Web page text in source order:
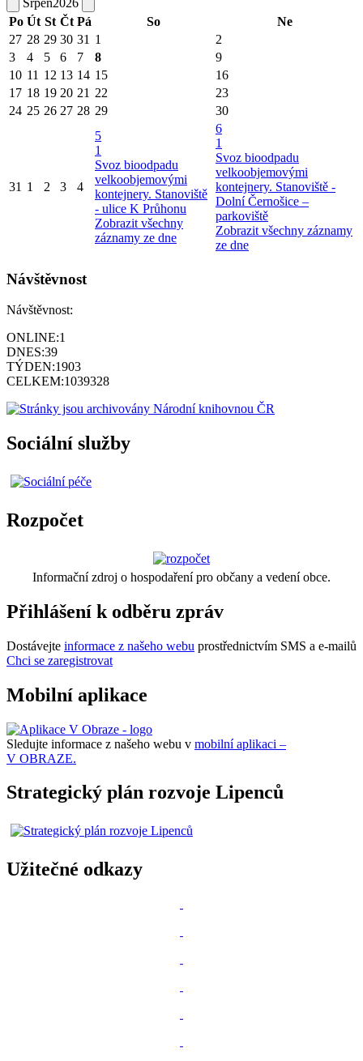
Po Út St Čt Pá So
Ne
27 28 29 30 31 1
2
3
4 5 6 7 8
9
10 11 12 13 14 15
16
17 18 19 20 21 22
23
24 25 26 27 28 29 30
31 1 2 3 4
5
1
Svoz bioodpadu
velkoobjemovými
kontejnery. Stanoviště
- ulice K Průhonu
Zobrazit všechny
záznamy ze dne
6
1
Svoz bioodpadu
velkoobjemovými
kontejnery. Stanoviště -
Dolní Černošice –
parkoviště
Zobrazit všechny záznamy
ze dne
Návštěvnost
Návštěvnost:
ONLINE:1
DNES:39
TÝDEN:1903
CELKEM:1039328
Sociální služby
Rozpočet
Informační zdroj o hospodaření pro občany a vedení obce.
Přihlášení k odběru zpráv
Dostávejte informace z našeho webu prostřednictvím SMS a e-mailů
Chci se zaregistrovat
Mobilní aplikace
Sledujte informace z našeho webu v mobilní aplikaci –
V OBRAZE.
Strategický plán rozvoje Lipenců
Užitečné odkazy